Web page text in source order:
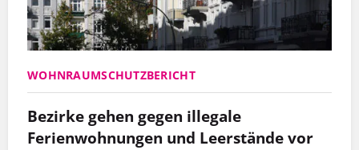
WOHNRAUMSCHUTZBERICHT
Bezirke gehen gegen illegale
Ferienwohnungen und Leerstände vor